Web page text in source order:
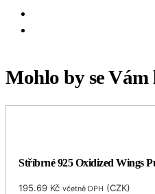
Mohlo by se
Stříbrné 925 Oxidized Wings
195.69 Kč včetně DPH (CZK)